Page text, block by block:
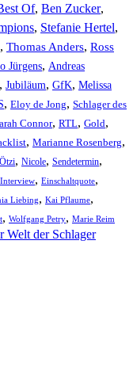
Of, Ben Zucker,
, Stefanie Hertel,
, Thomas Anders, Ross
Jürgens, Andreas
, Jubiläum, GfK, Melissa
, Eloy de Jong, Schlager des
Connor, RTL, Gold,
, Marianne Rosenberg,
, Nicole, Sendetermin,
Interview, Einschaltquote,
Liebing, Kai Pflaume,
, Wolfgang Petry, Marie Reim